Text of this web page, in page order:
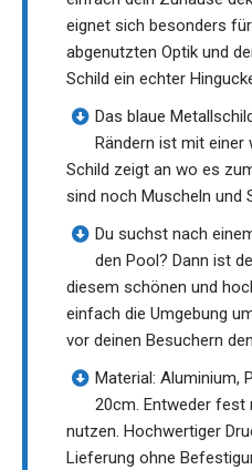
eignet sich besonders
abgenutzten Optik und
Schild ein echter
Das blaue
Rändern ist mit
Schild zeigt an wo es
sind noch Muscheln und
Du suchst nach
den Pool? Dann ist
diesem schönen und
einfach die Umgebung
vor deinen Besuchern
Material: Aluminium,
20cm. Entweder
nutzen. Hochwertiger
Lieferung ohne